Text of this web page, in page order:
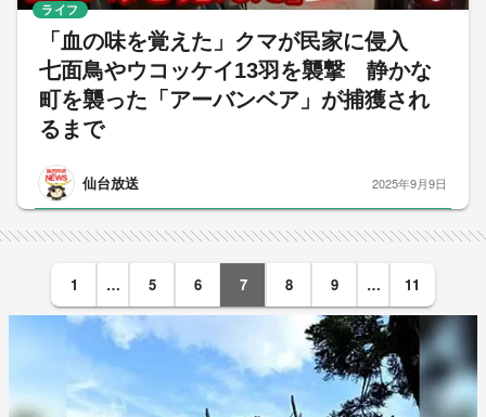
「血の味を覚えた」クマが民家に侵入
七面鳥やウコッケイ13羽を襲撃 静かな
町を襲った「アーバンベア」が捕獲され
るまで
仙台放送
ライフ
2025年9月9日
1 … 5 6 7 8 9 … 11